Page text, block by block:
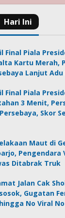
Final Piala
Kartu Merah,
Lanjut
Final Piala
3 Menit,
Skor
Maut di
Pengendara
Ditabrak Truk
Jalan Cak
Gugatan
No Viral